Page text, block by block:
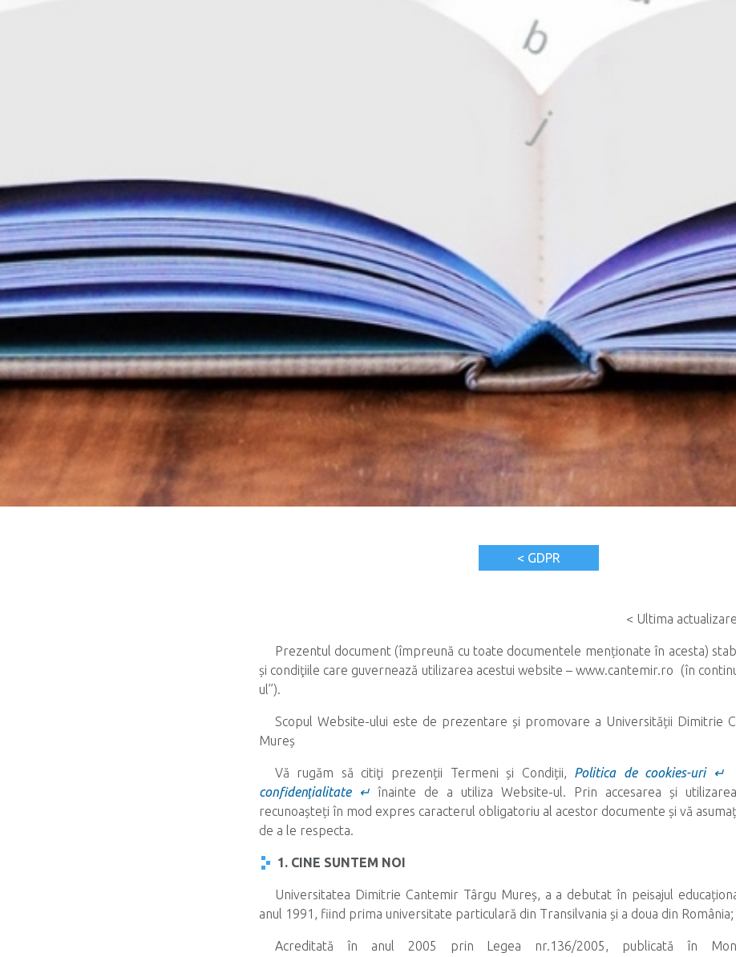
< GDPR
< Ultima
Prezentul document (împreună cu toate documentele menționate în acesta)
și condiţiile care guvernează utilizarea acestui website – www.cantemir.ro (în
ul’’).
Scopul Website-ului este de prezentare și promovare a Universității Dimitrie
Mureș
Vă rugăm să citiţi prezenții Termeni și Condiții, Politica de cookies-uri ↵
confidenţialitate ↵înainte de a utiliza Website-ul. Prin accesarea și utilizarea
recunoașteți în mod expres caracterul obligatoriu al acestor documente și vă
de a le respecta.
1. CINE SUNTEM NOI
Universitatea Dimitrie Cantemir Târgu Mureș, a a debutat în peisajul
anul 1991, fiind prima universitate particulară din Transilvania și a doua din România;
Acreditată în anul 2005 prin Legea nr.136/2005, publicată în